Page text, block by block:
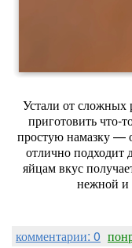
Устали от сложных
приготовить
простую намазку —
отлично подходит
яйцам вкус
нежной и
комментарии: 0